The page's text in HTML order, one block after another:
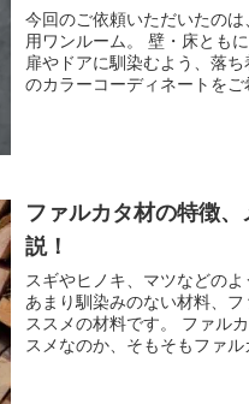
今回のご依頼いただいたの
用ワンルーム。 壁・床とも
扉やドアに馴染むよう、落
のカラーコーディネートをご
ファルカタ材の特徴
説！
スギやヒノキ、マツなどの
あまり馴染みのない材料、
ススメの材料です。 ファル
スメなのか、そもそもファ